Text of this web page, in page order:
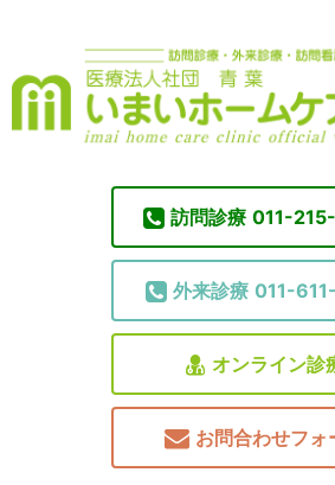
訪問診療 011-
外来診療 011-
オンライン診
お問合わせフォ